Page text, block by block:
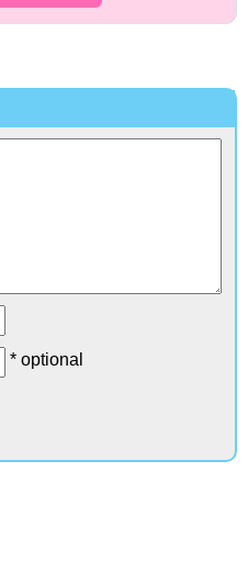
* optional